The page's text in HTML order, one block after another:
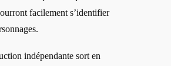
facilement s’identifier
indépendante sort en